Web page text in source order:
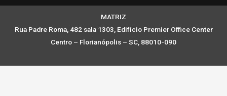
MATRIZ
Rua Padre Roma, 482 sala 1303, Edifício Premier Office Center
Centro – Florianópolis – SC, 88010-090